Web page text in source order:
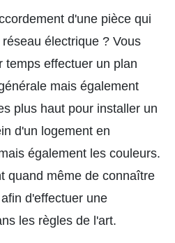
d'une pièce qui
électrique ? Vous
temps effectuer un plan
mais également
plus haut pour installer un
d'un logement en
également les couleurs.
quand même de connaître
d'effectuer une
les règles de l'art.